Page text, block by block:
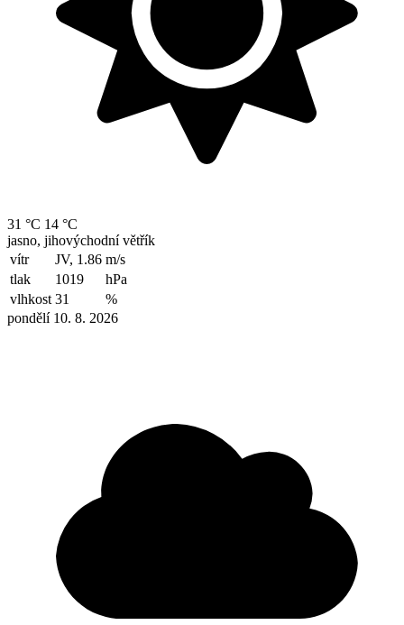
31 °C 14 °C
jasno, jihovýchodní větřík
vítr
JV, 1.86 m/s
tlak
1019
hPa
vlhkost 31
%
pondělí 10. 8. 2026